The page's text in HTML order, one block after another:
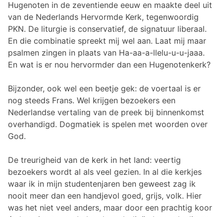
Hugenoten in de zeventiende eeuw en maakte deel uit
van de Nederlands Hervormde Kerk, tegenwoordig
PKN. De liturgie is conservatief, de signatuur liberaal.
En die combinatie spreekt mij wel aan. Laat mij maar
psalmen zingen in plaats van Ha-aa-a-llelu-u-u-jaaa.
En wat is er nou hervormder dan een Hugenotenkerk?
Bijzonder, ook wel een beetje gek: de voertaal is er
nog steeds Frans. Wel krijgen bezoekers een
Nederlandse vertaling van de preek bij binnenkomst
overhandigd. Dogmatiek is spelen met woorden over
God.
De treurigheid van de kerk in het land: veertig
bezoekers wordt al als veel gezien. In al die kerkjes
waar ik in mijn studentenjaren ben geweest zag ik
nooit meer dan een handjevol goed, grijs, volk. Hier
was het niet veel anders, maar door een prachtig koor